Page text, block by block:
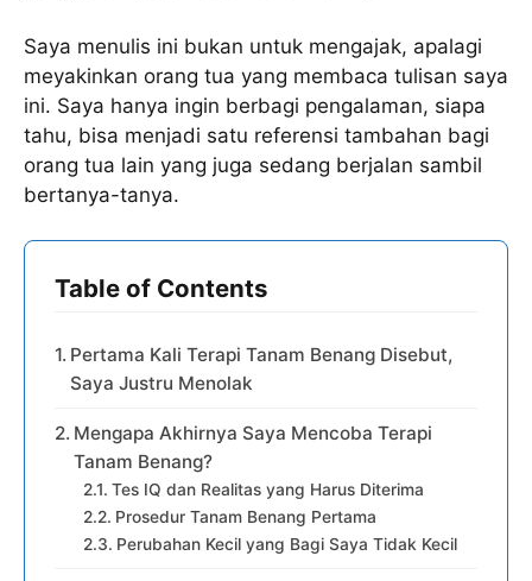
Saya menulis ini bukan untuk mengajak, apalagi
meyakinkan orang tua yang membaca tulisan saya
ini. Saya hanya ingin berbagi pengalaman, siapa
tahu, bisa menjadi satu referensi tambahan bagi
orang tua lain yang juga sedang berjalan sambil
bertanya-tanya.
Table of Contents
Pertama Kali Terapi Tanam Benang Disebut,
Saya Justru Menolak
Mengapa Akhirnya Saya Mencoba Terapi
Tanam Benang?
Tes IQ dan Realitas yang Harus Diterima
Prosedur Tanam Benang Pertama
Perubahan Kecil yang Bagi Saya Tidak Kecil